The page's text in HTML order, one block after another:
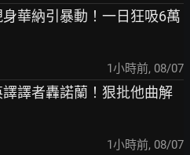
華納引暴動！一日狂吸6萬
1小時前, 08/07
譯者轟諾蘭！狠批他曲解
1小時前, 08/07